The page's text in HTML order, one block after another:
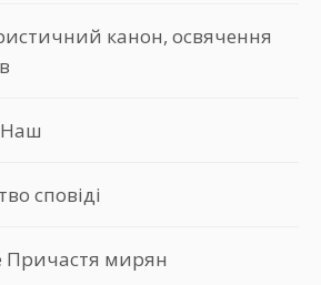
канон, освячення
Наш
сповіді
Причастя мирян